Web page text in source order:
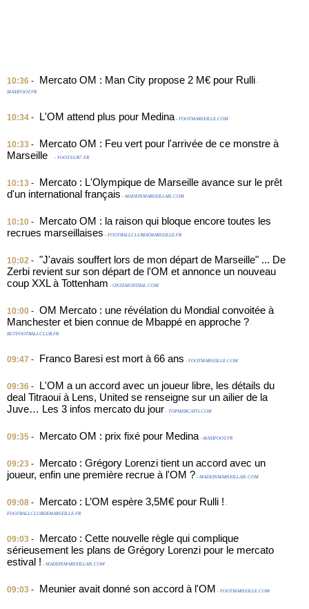
10:36 - Mercato OM : Man City propose 2 M€ pour Rulli -
MAXIFOOT.FR
10:34 - L'OM attend plus pour Medina- FOOTMARSEILLE.COM
10:33 -
Mercato OM : Feu vert pour l'arrivée de ce monstre à
Marseille
- FOOT-SUR7.FR
10:13 -
Mercato : L'Olympique de Marseille avance sur le prêt
d'un international français - MADEINMARSEILLAIS.COM
10:10 -
Mercato OM : la raison qui bloque encore toutes les
recrues marseillaises - FOOTBALLCLUBDEMARSEILLE.FR
10:02 - "J'avais souffert lors de mon départ de Marseille" ... De
Zerbi revient sur son départ de l'OM et annonce un nouveau
coup XXL à Tottenham - ONZEMONDIAL.COM
10:00 - OM Mercato : une révélation du Mondial convoitée à
Manchester et bien connue de Mbappé en approche ? -
BUTFOOTBALLCLUB.FR
09:47 - Franco Baresi est mort à 66 ans - FOOTMARSEILLE.COM
09:36 -
L'OM a un accord avec un joueur libre, les détails du
deal Titraoui à Lens, United se renseigne sur un ailier de la
Juve… Les 3 infos mercato du jour - TOPMERCATO.COM
09:35 - Mercato OM : prix fixé pour Medina- MAXIFOOT.FR
09:23 -
Mercato : Grégory Lorenzi tient un accord avec un
joueur, enfin une première recrue à l'OM ? - MADEINMARSEILLAIS.COM
09:08 - Mercato : L’OM espère 3,5M€ pour Rulli ! -
FOOTBALLCLUBDEMARSEILLE.FR
09:03 -
Mercato : Cette nouvelle règle qui complique
sérieusement les plans de Grégory Lorenzi pour le mercato
estival ! - MADEINMARSEILLAIS.COM
09:03 - Meunier avait donné son accord à l'OM - FOOTMARSEILLE.COM